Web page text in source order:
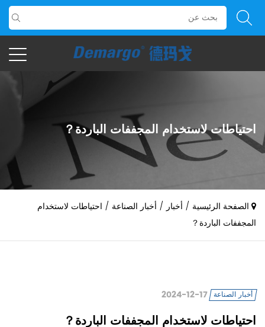
0086-17321147609
احتياطات لاستخدام المجففات الباردة？
الصفحة الرئيسية / أخبار / أخبار الصناعة / احتياطات لاستخدام
المجففات الباردة？
أخبار الصناعة 2024-12-17
احتياطات لاستخدام المجففات الباردة？